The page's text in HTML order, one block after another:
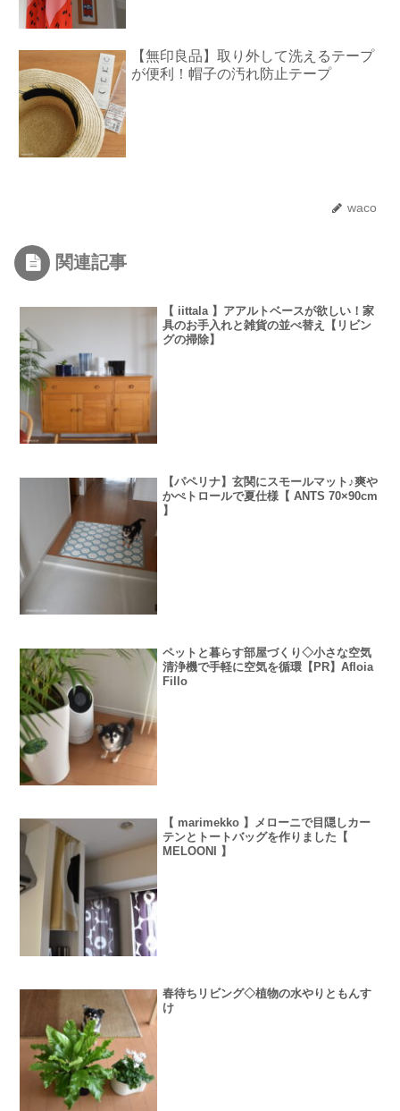
【無印良品】取り外して洗えるテープ
が便利！帽子の汚れ防止テープ
waco
関連記事
【 iittala 】アアルトベースが欲しい！家
具のお手入れと雑貨の並べ替え【リビン
グの掃除】
【パペリナ】玄関にスモールマット♪爽や
かぺトロールで夏仕様【 ANTS 70×90cm
】
ペットと暮らす部屋づくり◇小さな空気
清浄機で手軽に空気を循環【PR】Afloia
Fillo
【 marimekko 】メローニで目隠しカー
テンとトートバッグを作りました【
MELOONI 】
春待ちリビング◇植物の水やりともんす
け